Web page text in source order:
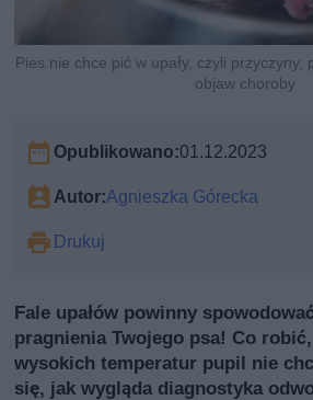
Pies nie chce pić w upały, czyli przyczyny,
objaw choroby
Opublikowano:01.12.2023
Autor:Agnieszka Górecka
Drukuj
Fale upałów powinny
pragnienia Twojego psa! Co
wysokich temperatur pupil nie
się, jak wygląda diagnostyka